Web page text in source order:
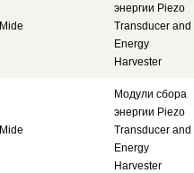
Mide
энергии Piezo
Transducer and
Energy
Harvester
Mide
Модули сбора
энергии Piezo
Transducer and
Energy
Harvester